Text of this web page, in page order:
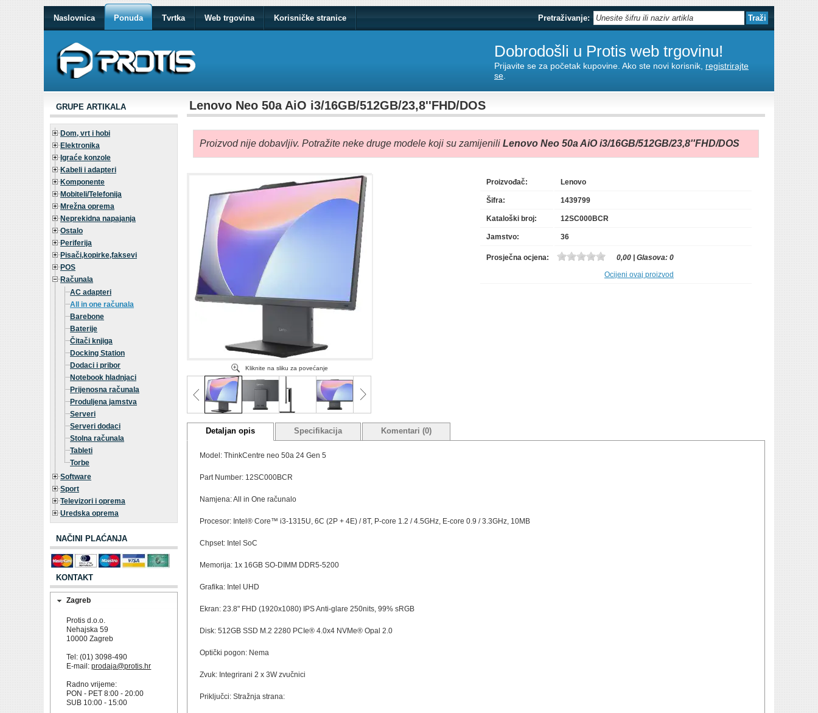
Naslovnica Ponuda Tvrtka Web trgovina Korisničke stranice Pretraživanje:
Dobrodošli u Protis web trgovinu!
Prijavite se za početak kupovine. Ako ste novi korisnik, registrirajte
se
GRUPE ARTIKALA
Dom, vrt i hobi
Elektronika
Igraće konzole
Kabeli i adapteri
Komponente
Mobiteli/Telefonija
Mrežna oprema
Neprekidna napajanja
Ostalo
Periferija
Pisači,kopirke,faksevi
POS
Računala
AC adapteri
All in one računala
Barebone
Baterije
Čitači knjiga
Docking Station
Dodaci i pribor
Notebook hladnjaci
Prijenosna računala
Produljena jamstva
Serveri
Serveri dodaci
Stolna računala
Tableti
Torbe
Software
Sport
Televizori i oprema
Uredska oprema
NAČINI PLAĆANJA
KONTAKT
Zagreb
Protis d.o.o.
Nehajska 59
10000 Zagreb
Tel: (01) 3098-490
E-mail:prodaja@protis.hr
Radno vrijeme:
PON - PET 8:00 - 20:00
SUB 10:00 - 15:00
Lenovo Neo 50a AiO i3/16GB/512GB/23,8''FHD/DOS
Proizvod nije dobavljiv. Potražite neke druge modele koji su zamijenili Lenovo Neo 50a AiO i3/16GB/512GB/23,8''FHD/DOS
Kliknite na sliku za povećanje
Proizvođač: Lenovo
Šifra: 1439799
Kataloški broj: 12SC000BCR
Jamstvo: 36
Prosječna ocjena: 0,00 | Glasova: 0
Ocijeni ovaj proizvod
Detaljan opis Specifikacija Komentari (0)
Model: ThinkCentre neo 50a 24 Gen 5
Part Number: 12SC000BCR
Namjena: All in One računalo
Procesor: Intel® Core™ i3-1315U, 6C (2P + 4E) / 8T, P-core 1.2 / 4.5GHz, E-core 0.9 / 3.3GHz, 10MB
Chpset: Intel SoC
Memorija: 1x 16GB SO-DIMM DDR5-5200
Grafika: Intel UHD
Ekran: 23.8" FHD (1920x1080) IPS Anti-glare 250nits, 99% sRGB
Disk: 512GB SSD M.2 2280 PCIe® 4.0x4 NVMe® Opal 2.0
Optički pogon: Nema
Zvuk: Integrirani 2 x 3W zvučnici
Priključci: Stražnja strana: